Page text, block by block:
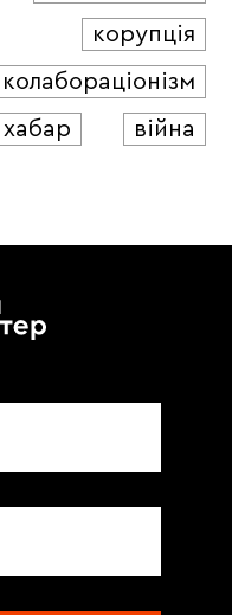
корупція
колабораціонізм
хабар війна